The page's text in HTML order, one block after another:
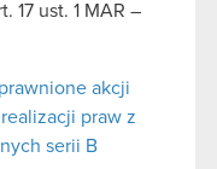
17 ust. 1 MAR –
akcji
praw z
serii B